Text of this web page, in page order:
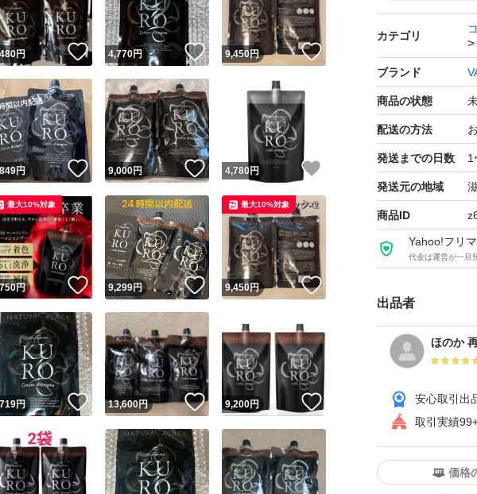
バランローズ
ブランド：
セット数：2セッ
【1本7役】 バラ
マニキュアトリ
シャンプーコン
ブランド：
カテゴリ
ブランド
商品の状態
配送の方法
発送までの日数 1
発送元の地域
商品ID
Yahoo!フリ
代金は運営が一旦
出品者
ほのか
安心取引出
取引実績
価格
！
円 いいね！
4,770円 いいね！
9,450円
！
円 いいね！
9,000円 いいね！
4,780円
！
円 いいね！
最大10%対象
9,299円 いいね！
9,450円
最大10%対象
！
円 いいね！
13,600円 いいね！
9,200円 いいね！